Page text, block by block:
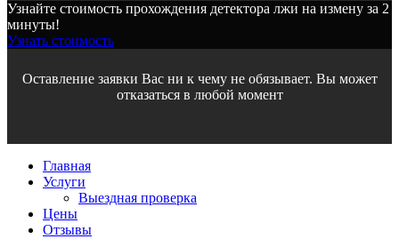
Узнайте стоимость прохождения детектора лжи на измену за 2
минуты!
Узнать стоимость
Оставление заявки Вас ни к чему не обязывает. Вы может
отказаться в любой момент
Главная
Услуги
Выездная проверка
Цены
Отзывы